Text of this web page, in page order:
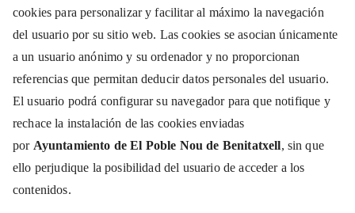
cookies para personalizar y facilitar al máximo la navegación
del usuario por su sitio web. Las cookies se asocian únicamente
a un usuario anónimo y su ordenador y no proporcionan
referencias que permitan deducir datos personales del usuario.
El usuario podrá configurar su navegador para que notifique y
rechace la instalación de las cookies enviadas
por Ayuntamiento de El Poble Nou de Benitatxell, sin que
ello perjudique la posibilidad del usuario de acceder a los
contenidos.